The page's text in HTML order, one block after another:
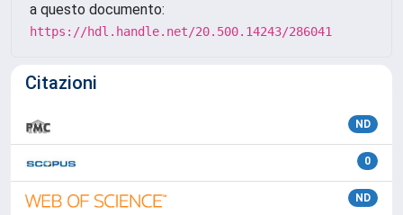
a questo documento:
https://hdl.handle.net/20.500.14243/286041
Citazioni
ND
0
ND